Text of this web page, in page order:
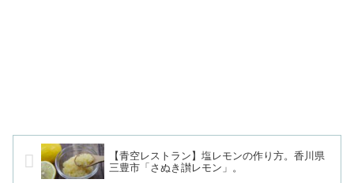
【青空レストラン】塩レモンの作り方。香川県
三豊市「さぬき讃レモン」。